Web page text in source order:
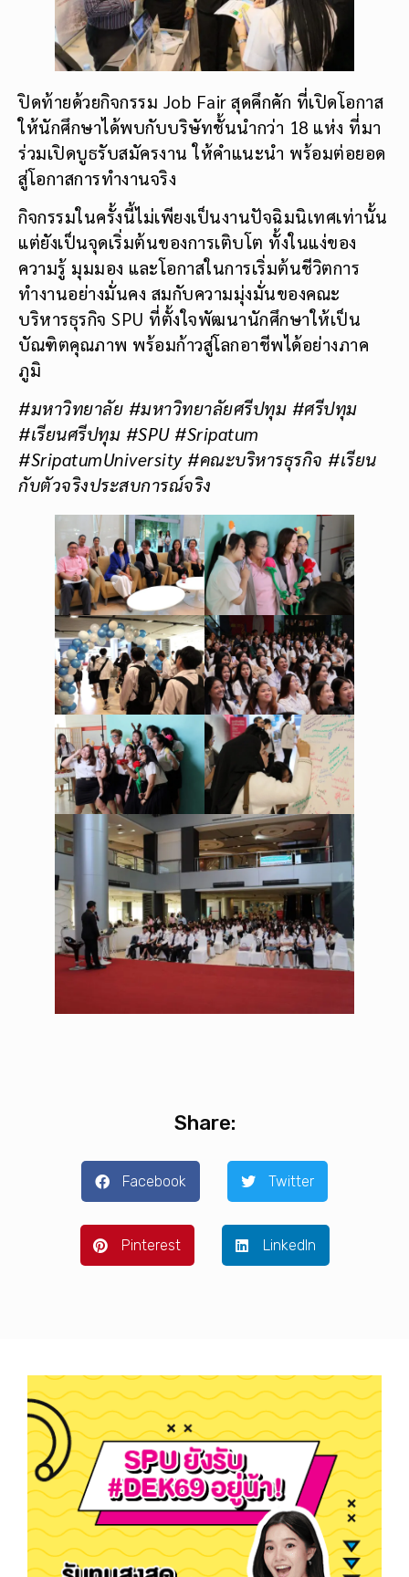
ปิดท้ายด้วยกิจกรรม Job Fair สุดคึกคัก ที่เปิดโอกาส
ให้นักศึกษาได้พบกับบริษัทชั้นนำกว่า 18 แห่ง ที่มา
ร่วมเปิดบูธรับสมัครงาน ให้คำแนะนำ พร้อมต่อยอด
สู่โอกาสการทำงานจริง
กิจกรรมในครั้งนี้ไม่เพียงเป็นงานปัจฉิมนิเทศเท่านั้น
แต่ยังเป็นจุดเริ่มต้นของการเติบโต ทั้งในแง่ของ
ความรู้ มุมมอง และโอกาสในการเริ่มต้นชีวิตการ
ทำงานอย่างมั่นคง สมกับความมุ่งมั่นของคณะ
บริหารธุรกิจ SPU ที่ตั้งใจพัฒนานักศึกษาให้เป็น
บัณฑิตคุณภาพ พร้อมก้าวสู่โลกอาชีพได้อย่างภาค
ภูมิ
#มหาวิทยาลัย #มหาวิทยาลัยศรีปทุม #ศรีปทุม
#เรียนศรีปทุม #SPU #Sripatum
#SripatumUniversity #คณะบริหารธุรกิจ #เรียน
กับตัวจริงประสบการณ์จริง
Share:
Facebook Twitter
Pinterest LinkedIn